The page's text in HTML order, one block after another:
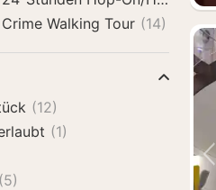
Hannover: Crime Walking Tour (14)
(12)
(1)
(5)